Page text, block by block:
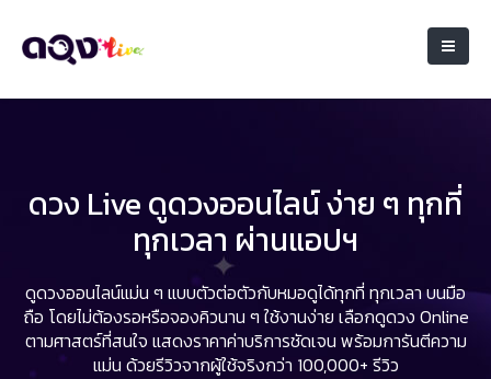
ดวง Live ดูดวงออนไลน์ ง่าย ๆ ทุกที่
ทุกเวลา ผ่านแอปฯ
ดูดวงออนไลน์แม่น ๆ แบบตัวต่อตัวกับหมอดูได้ทุกที่ ทุกเวลา บนมือ
ถือ โดยไม่ต้องรอหรือจองคิวนาน ๆ ใช้งานง่าย เลือกดูดวง Online
ตามศาสตร์ที่สนใจ แสดงราคาค่าบริการชัดเจน พร้อมการันตีความ
แม่น ด้วยรีวิวจากผู้ใช้จริงกว่า 100,000+ รีวิว